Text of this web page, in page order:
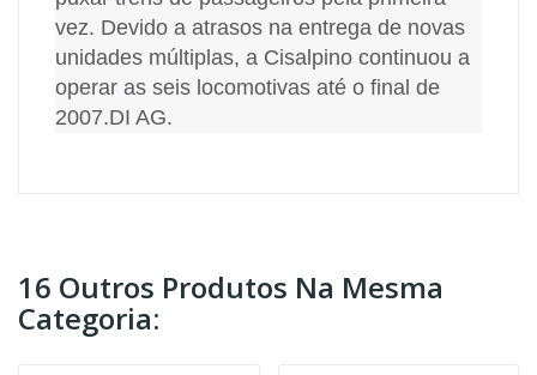
vez. Devido a atrasos na entrega de novas
unidades múltiplas, a Cisalpino continuou a
operar as seis locomotivas até o final de
2007.DI AG.
16 Outros Produtos Na Mesma
Categoria: